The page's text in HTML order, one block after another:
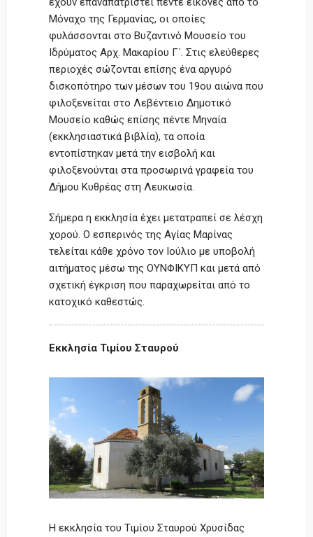
Μόναχο της Γερμανίας, οι οποίες
φυλάσσονται στο Βυζαντινό Μουσείο του
Ιδρύματος Αρχ. Μακαρίου Γ΄. Στις ελεύθερες
περιοχές σώζονται επίσης ένα αργυρό
δισκοπότηρο των μέσων του 19ου αιώνα που
φιλοξενείται στο Λεβέντειο Δημοτικό
Μουσείο καθώς επίσης πέντε Μηναία
(εκκλησιαστικά βιβλία), τα οποία
εντοπίστηκαν μετά την εισβολή και
φιλοξενούνται στα προσωρινά γραφεία του
Δήμου Κυθρέας στη Λευκωσία.
Σήμερα η εκκλησία έχει μετατραπεί σε λέσχη
χορού. Ο εσπερινός της Αγίας Μαρίνας
τελείται κάθε χρόνο τον Ιούλιο με υποβολή
αιτήματος μέσω της ΟΥΝΦΙΚΥΠ και μετά από
σχετική έγκριση που παραχωρείται από το
κατοχικό καθεστώς.
Εκκλησία Τιμίου Σταυρού
Η εκκλησία του Τιμίου Σταυρού Χρυσίδας